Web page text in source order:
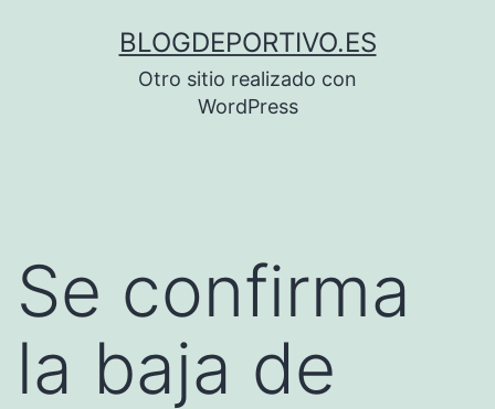
BLOGDEPORTIVO.ES
Otro sitio realizado con
WordPress
Se confirma
la baja de